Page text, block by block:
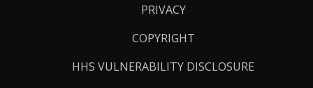
PRIVACY
COPYRIGHT
HHS VULNERABILITY DISCLOSURE